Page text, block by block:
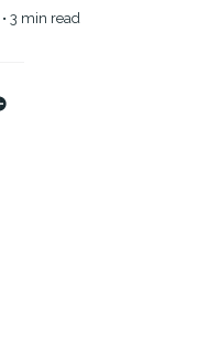
• 3 min read